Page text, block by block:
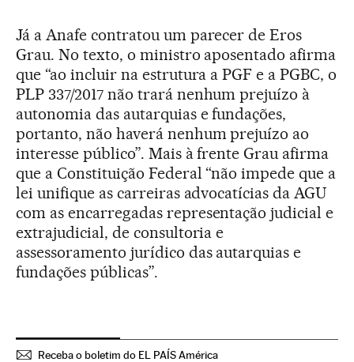
Já a Anafe contratou um parecer de Eros
Grau. No texto, o ministro aposentado afirma
que “ao incluir na estrutura a PGF e a PGBC, o
PLP 337/2017 não trará nenhum prejuízo à
autonomia das autarquias e fundações,
portanto, não haverá nenhum prejuízo ao
interesse público”. Mais à frente Grau afirma
que a Constituição Federal “não impede que a
lei unifique as carreiras advocatícias da AGU
com as encarregadas representação judicial e
extrajudicial, de consultoria e
assessoramento jurídico das autarquias e
fundações públicas”.
Receba o boletim do EL PAÍS América